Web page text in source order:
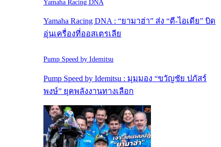
Yamaha Racing DNA
Yamaha Racing DNA : “ยามาฮ่า” ส่ง “ตี-ไอเดีย” บิด
อุ่นเครื่องที่ออสเตรเลีย
Pump Speed by Idemitsu
Pump Speed by Idemitsu : มุมมอง “ขวัญชัย ปภัสร์
พงษ์” ยุคพลังงานทางเลือก